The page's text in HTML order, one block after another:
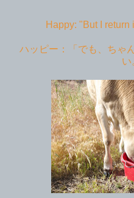
Happy: "But I return
ハッピー：「でも、ちゃ
い